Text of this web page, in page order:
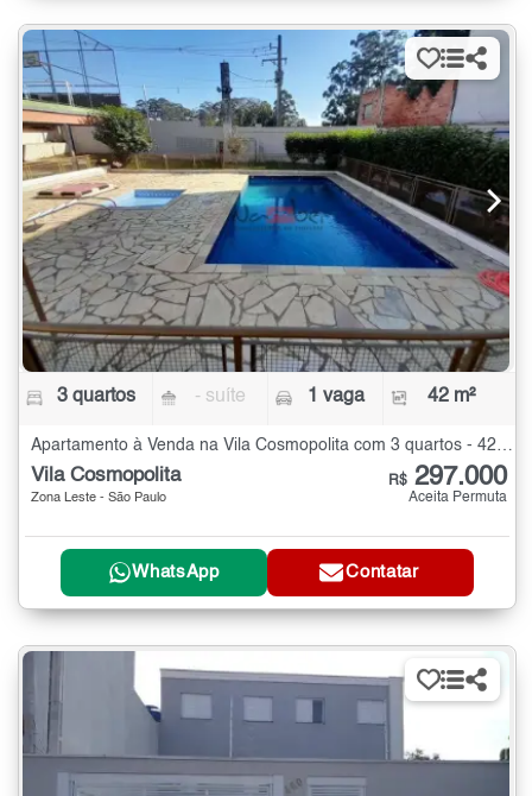
3 quartos - suíte 1 vaga 42 m²
Apartamento à Venda na Vila Cosmopolita com 3 quartos - 42 m²
Vila Cosmopolita
Zona Leste - São Paulo
R$ 297.000
Aceita Permuta
WhatsApp Contatar